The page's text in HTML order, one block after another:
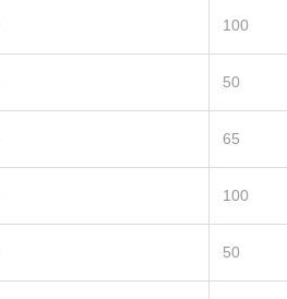
100
50
65
100
50